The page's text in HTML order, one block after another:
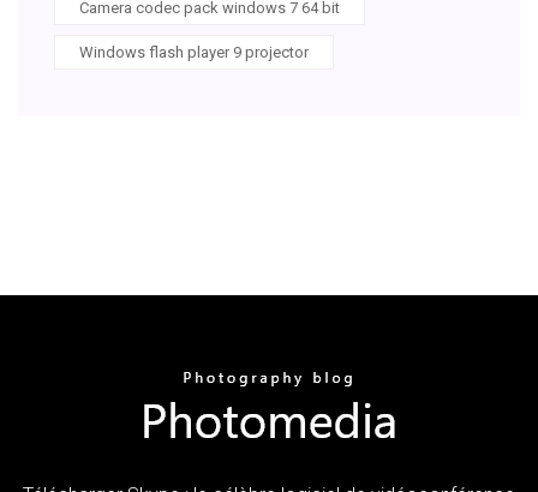
Camera codec pack windows 7 64 bit
Windows flash player 9 projector